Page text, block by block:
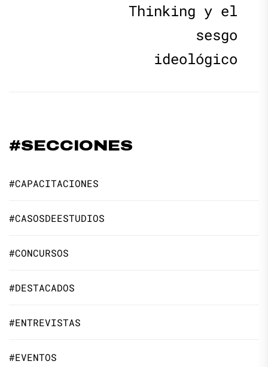
Thinking y el
sesgo
ideológico
#SECCIONES
#CAPACITACIONES
#CASOSDEESTUDIOS
#CONCURSOS
#DESTACADOS
#ENTREVISTAS
#EVENTOS